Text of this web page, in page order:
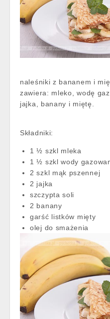
naleśniki z bananem i
zawiera: mleko, wodę
jajka, banany i miętę.
Składniki:
1 ½ szkl mleka
1 ½ szkl wody
2 szkl mąk pszennej
2 jajka
szczypta soli
2 banany
garść listków mięty
olej do smażenia